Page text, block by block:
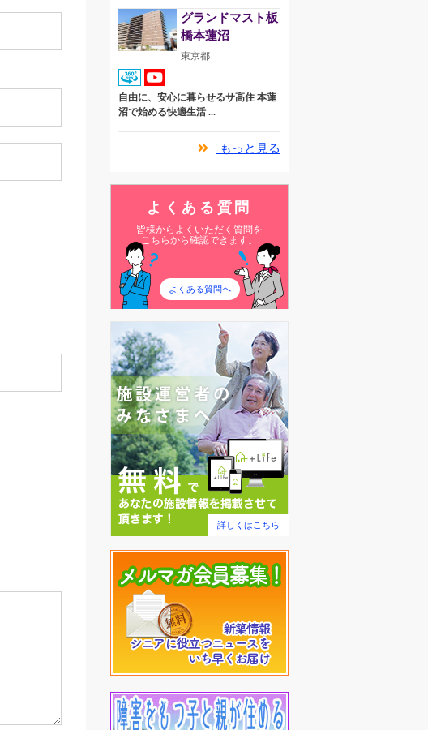
グランドマスト板
橋本蓮沼
東京都
自由に、安心に暮らせるサ高住 本蓮
沼で始める快適生活 ...
もっと見る
よくある質問
皆様からよくいただく質問を
こちらから確認できます。
よくある質問へ
詳しくはこちら